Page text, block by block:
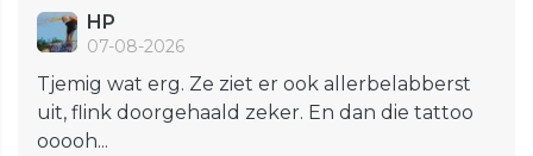
HP
07-08-2026
Tjemig wat erg. Ze ziet er ook allerbelabberst
uit, flink doorgehaald zeker. En dan die tattoo
ooooh...